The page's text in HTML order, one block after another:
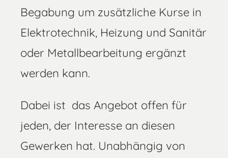
Begabung um zusätzliche Kurse in
Elektrotechnik, Heizung und Sanitär
oder Metallbearbeitung ergänzt
werden kann.
Dabei ist das Angebot offen für
jeden, der Interesse an diesen
Gewerken hat. Unabhängig von